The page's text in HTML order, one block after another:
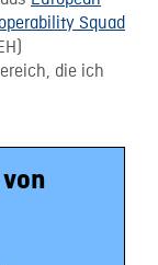
Squad
die ich